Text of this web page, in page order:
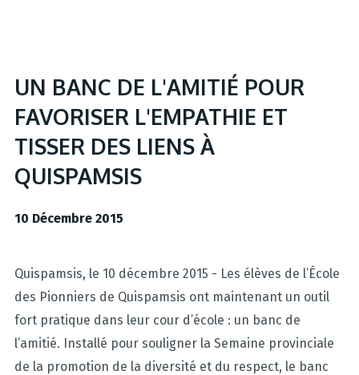
UN BANC DE L'AMITIÉ POUR
FAVORISER L'EMPATHIE ET
TISSER DES LIENS À
QUISPAMSIS
10 Décembre 2015
Quispamsis, le 10 décembre 2015 - Les élèves de l’École
des Pionniers de Quispamsis ont maintenant un outil
fort pratique dans leur cour d’école : un banc de
l’amitié. Installé pour souligner la Semaine provinciale
de la promotion de la diversité et du respect, le banc